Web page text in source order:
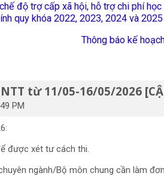
độ trợ cấp xã hội, hỗ trợ chi phí
quy khóa 2022, 2023, 2024 và
Thông báo kế
từ 11/05-16/05/2026
PM
được xét tư cách thi.
ngành/Bộ môn chung cần làm